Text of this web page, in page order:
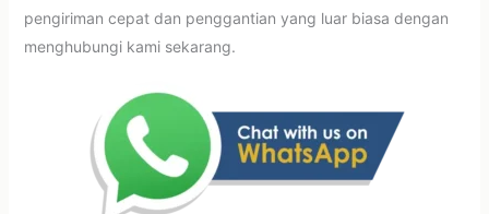
pengiriman cepat dan penggantian yang luar biasa dengan
menghubungi kami sekarang.